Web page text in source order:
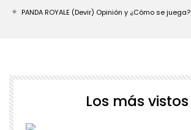
PANDA ROYALE (Devir) Opinión y ¿Cómo se juega?
Los más vistos